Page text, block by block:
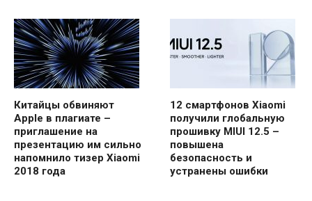
Китайцы обвиняют
Apple в плагиате –
приглашение на
презентацию им сильно
напомнило тизер Xiaomi
2018 года
12 смартфонов Xiaomi
получили глобальную
прошивку MIUI 12.5 –
повышена
безопасность и
устранены ошибки